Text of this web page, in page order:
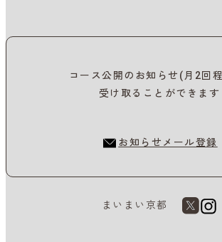
コース公開のお知らせ(月2回
受け取ることができます
お知らせメール登録
まいまい京都